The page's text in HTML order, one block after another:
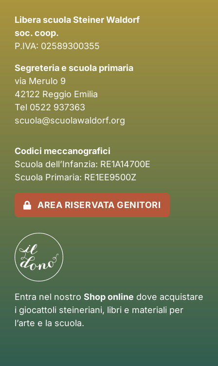
Libera scuola Steiner Waldorf
soc. coop.
P.IVA: 02589300355
Segreteria e scuola primaria
via Merulo 9
42122 Reggio Emilia
Tel 0522 937363
scuola@scuolawaldorf.org
Codici meccanografici
Scuola dell’Infanzia: RE1A14700E
Scuola Primaria: RE1EE9500Z
AREA RISERVATA GENITORI
Entra nel nostro Shop online dove acquistare
i giocattoli steineriani, libri e materiali per
l’arte e la scuola.